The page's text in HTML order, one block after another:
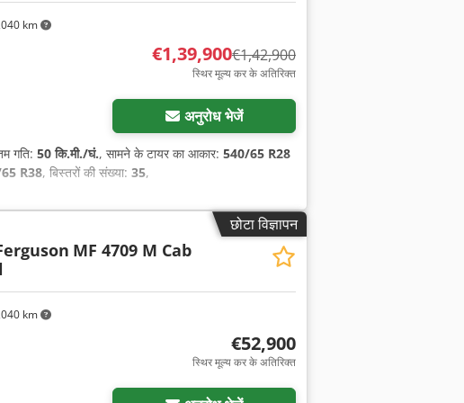
km
€1,39,900€1,42,900
स्थिर मूल्य कर के अतिरिक्त
अनुरोध भेजें
गति: 50 कि.मी./घं., सामने के टायर का आकार: 540/65 R28
R38, बिस्तरों की संख्या: 35,
छोटा विज्ञापन
km
MF 4709 M Cab
€52,900
स्थिर मूल्य कर के अतिरिक्त